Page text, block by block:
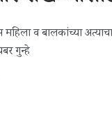
व बालकांच्या
गुन्हे